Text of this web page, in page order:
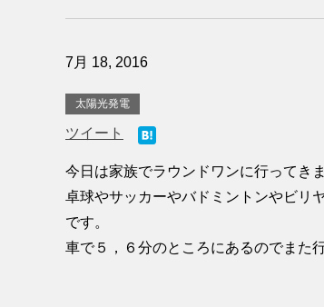
7月 18, 2016
太陽光発電
ツイート
今日は家族でラウンドワンに行ってき
卓球やサッカーやバドミントンやビリ
です。
車で５，６分のところにあるのでまた